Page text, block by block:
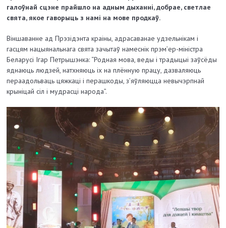
галоўнай сцэне прайшло на адным дыханні, добрае, светлае
свята, якое гаворыць з намі на мове продкаў.
Віншаванне ад Прэзідэнта краіны, адрасаванае удзельнікам і
гасцям нацыянальнага свята зачытаў намеснік прэм’ер-міністра
Беларусі Ігар Петрышэнка: “Родная мова, веды і традыцыі заўсёды
яднаюць людзей, натхняюць іх на плённую працу, дазваляюць
пераадольваць цяжкаці і перашкоды, з’яўляюцца невычэрпнай
крыніцай сіл і мудрасці народа”.